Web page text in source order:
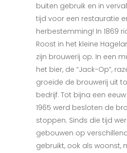
buiten gebruik en in
tijd voor een restauratie
herbestemming! In 1869
Roost in het kleine
zijn brouwerij op. In een
het bier, de “Jack-Op”,
groeide de brouwerij uit
bedrijf. Tot bijna een
1965 werd besloten de
stoppen. Sinds die tijd
gebouwen op
gebruikt, ook als woonst,